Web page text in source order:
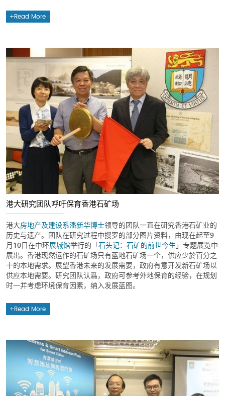
Read More
港大研究团队呼吁保育香港石矿场
港大房地产及建设系潘新华博士领导的团队一直在研究香港石矿业的
历史与遗产。团队在研究过程中搜罗的部分图片资料，由现在起至9
月10日在中环展城馆举行的「石头记：石矿的前世今生 」专题展览中
展出。香港现然运作的石矿场只有蓝地石矿场一个，供应少於百分之
十的本地需求。展望香港未来的发展需要，政府有意开发新石矿场以
供应本地需要。研究团队认爲，政府可参考外地保育的经验，在规划
时一并考虑环境保育因素，纳入发展蓝图。
Read More